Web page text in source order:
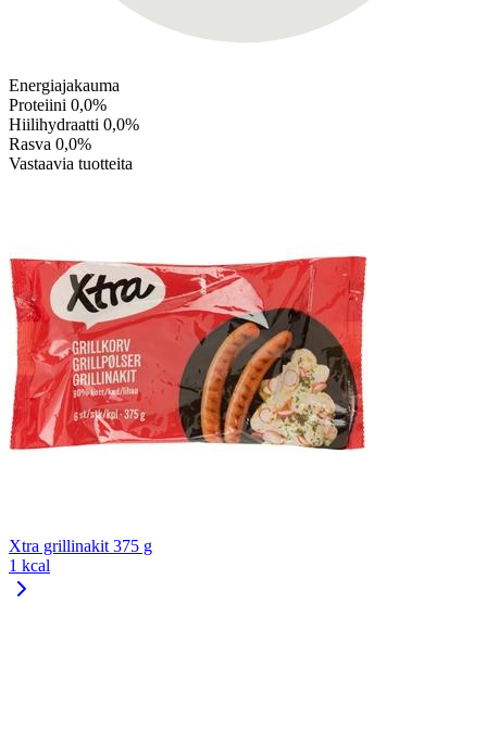
Energiajakauma
Proteiini 0,0%
Hiilihydraatti 0,0%
Rasva 0,0%
Vastaavia tuotteita
Xtra grillinakit 375 g
1 kcal